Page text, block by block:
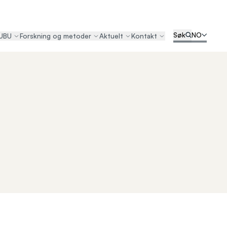
Forskning og metoder Aktuelt Kontakt Søk NO